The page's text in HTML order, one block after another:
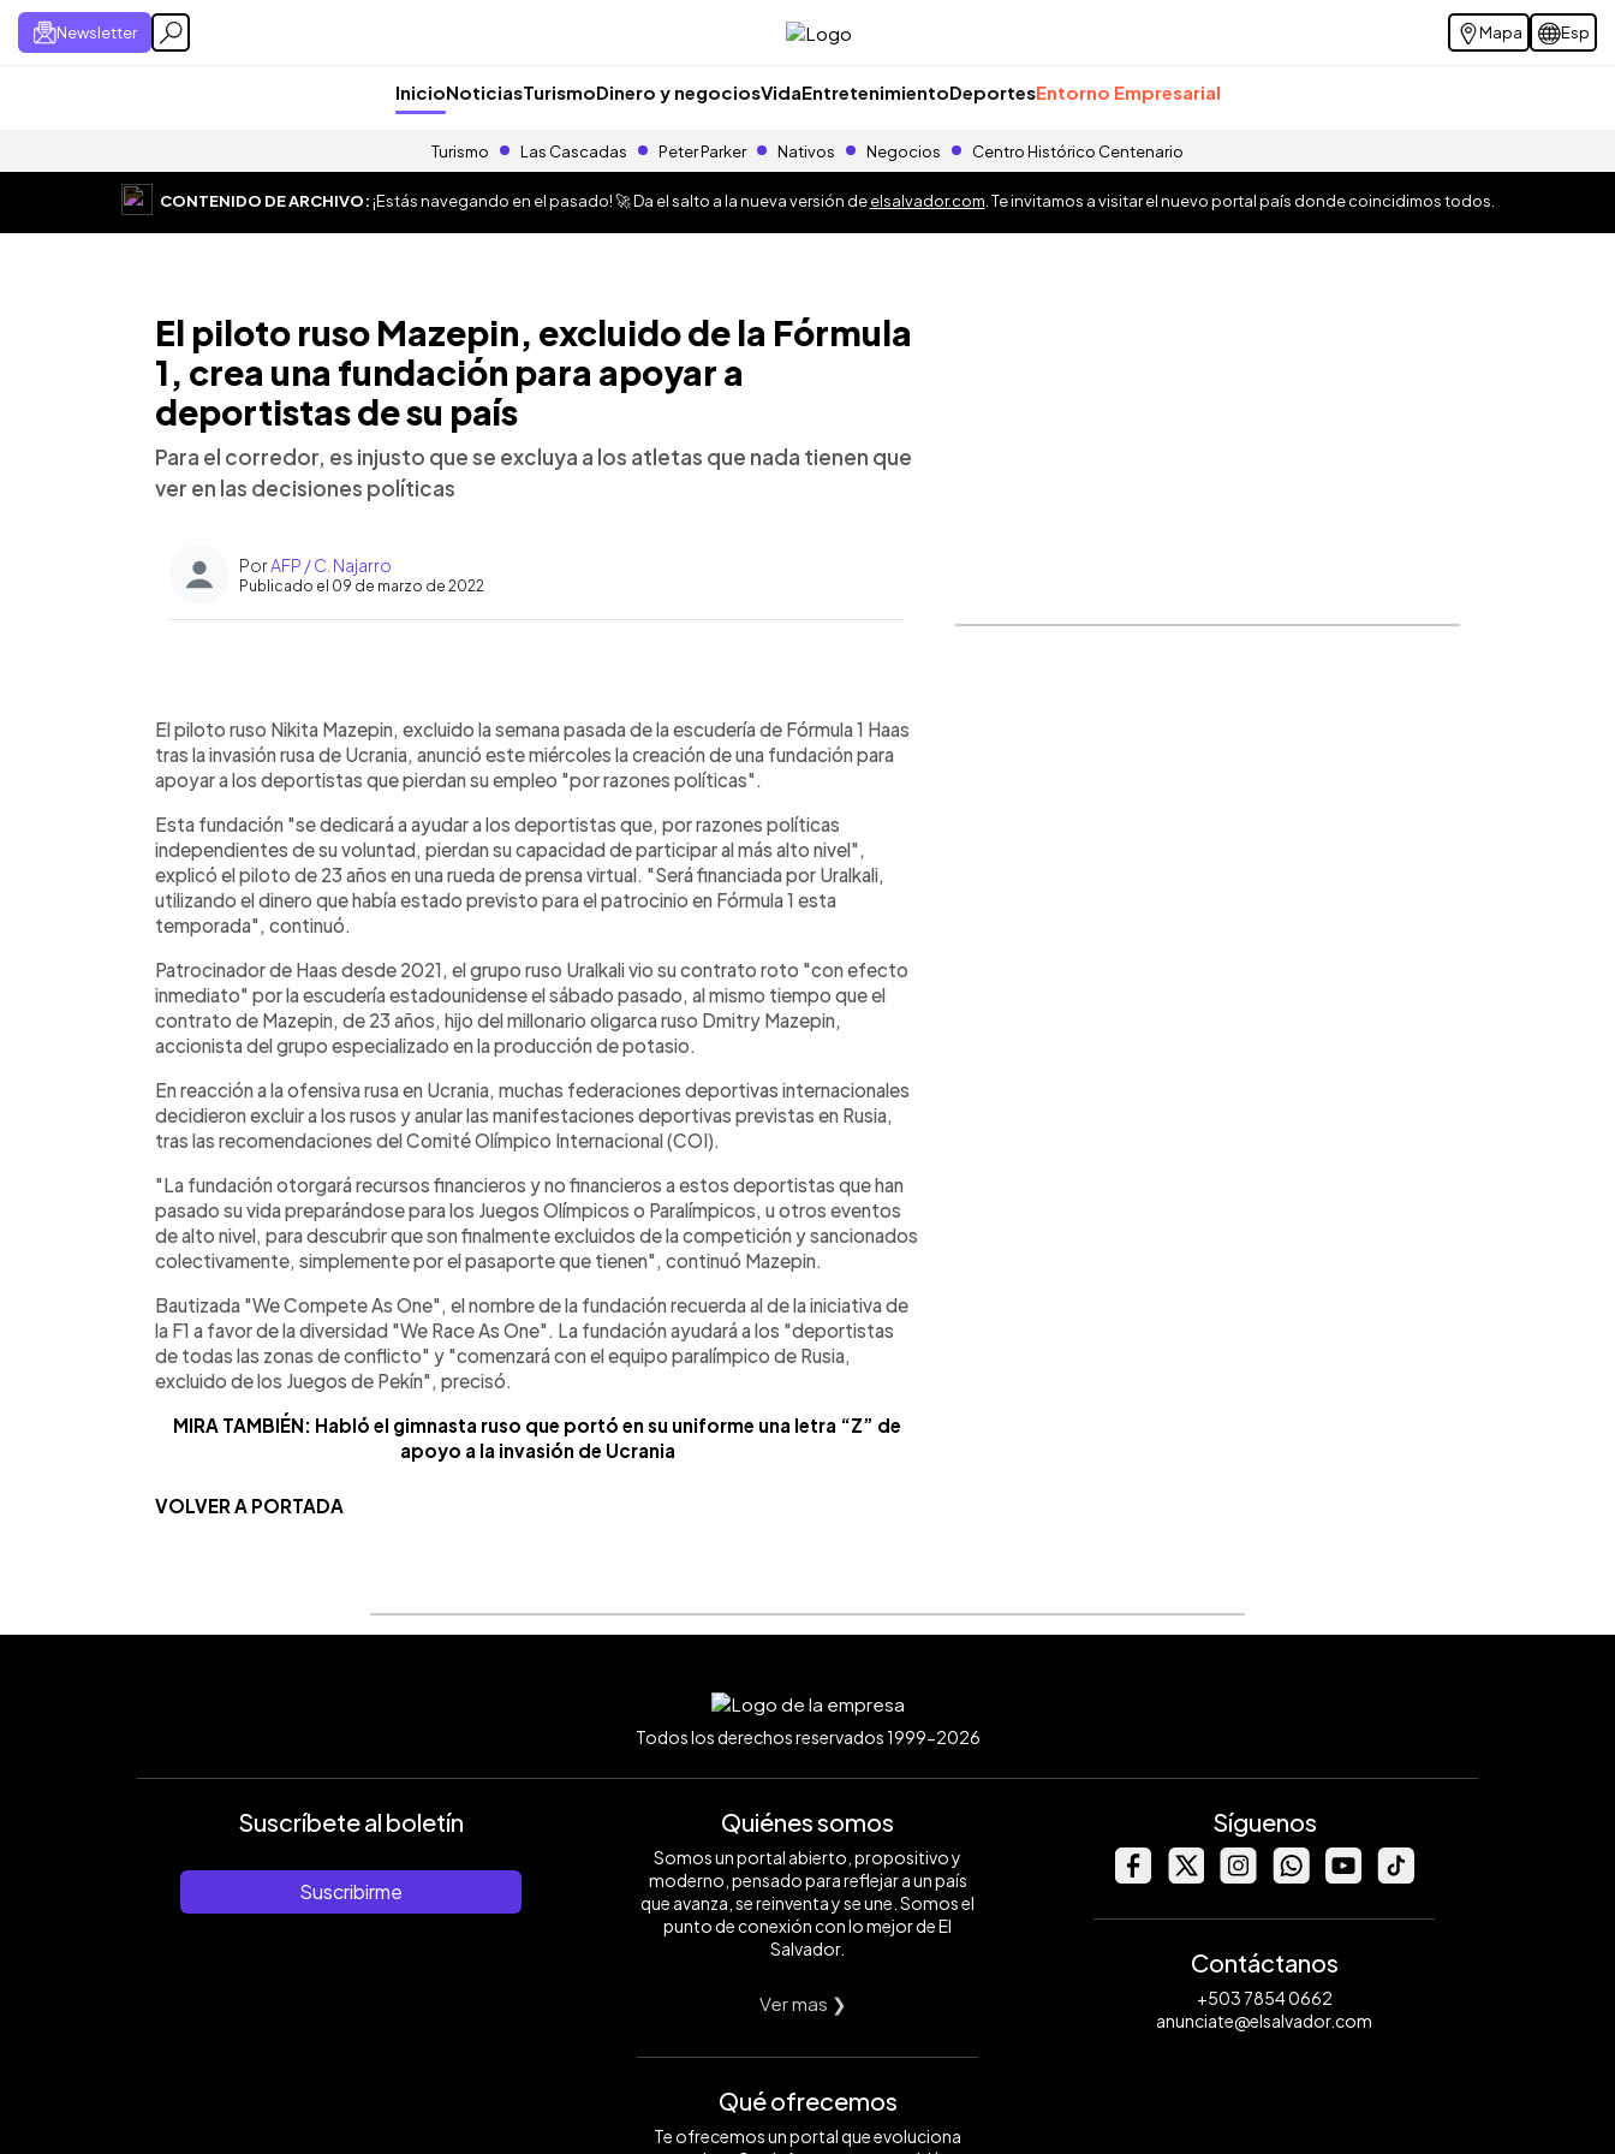
Newsletter Mapa Esp
InicioNoticiasTurismoDinero y negociosVidaEntretenimientoDeportesEntorno Empresarial
Turismo Las Cascadas Peter Parker Nativos Negocios Centro Histórico Centenario
CONTENIDO DE ARCHIVO:¡Estás navegando en el pasado! 🚀 Da el salto a la nueva versión deelsalvador.com . Te invitamos a visitar el nuevo portal país donde coincidimos todos.
El piloto ruso Mazepin, excluido de la Fórmula
1, crea una fundación para apoyar a
deportistas de su país
Para el corredor, es injusto que se excluya a los atletas que nada tienen que
ver en las decisiones políticas
PorAFP / C. Najarro
Publicado el 09 de marzo de 2022
Escuchar artículo
El piloto ruso Nikita Mazepin, excluido la semana pasada de la escudería de Fórmula 1 Haas
tras la invasión rusa de Ucrania, anunció este miércoles la creación de una fundación para
apoyar a los deportistas que pierdan su empleo "por razones políticas".
Esta fundación "se dedicará a ayudar a los deportistas que, por razones políticas
independientes de su voluntad, pierdan su capacidad de participar al más alto nivel",
explicó el piloto de 23 años en una rueda de prensa virtual. "Será financiada por Uralkali,
utilizando el dinero que había estado previsto para el patrocinio en Fórmula 1 esta
temporada", continuó.
Patrocinador de Haas desde 2021, el grupo ruso Uralkali vio su contrato roto "con efecto
inmediato" por la escudería estadounidense el sábado pasado, al mismo tiempo que el
contrato de Mazepin, de 23 años, hijo del millonario oligarca ruso Dmitry Mazepin,
accionista del grupo especializado en la producción de potasio.
En reacción a la ofensiva rusa en Ucrania, muchas federaciones deportivas internacionales
decidieron excluir a los rusos y anular las manifestaciones deportivas previstas en Rusia,
tras las recomendaciones del Comité Olímpico Internacional (COI).
"La fundación otorgará recursos financieros y no financieros a estos deportistas que han
pasado su vida preparándose para los Juegos Olímpicos o Paralímpicos, u otros eventos
de alto nivel, para descubrir que son finalmente excluidos de la competición y sancionados
colectivamente, simplemente por el pasaporte que tienen", continuó Mazepin.
Bautizada "We Compete As One", el nombre de la fundación recuerda al de la iniciativa de
la F1 a favor de la diversidad "We Race As One". La fundación ayudará a los "deportistas
de todas las zonas de conflicto" y "comenzará con el equipo paralímpico de Rusia,
excluido de los Juegos de Pekín", precisó.
MIRA TAMBIÉN: Habló el gimnasta ruso que portó en su uniforme una letra “Z” de
apoyo a la invasión de Ucrania
VOLVER A PORTADA
Todos los derechos reservados 1999-2026
Suscríbete al boletín
Suscribirme
Quiénes somos
Somos un portal abierto, propositivo y
moderno, pensado para reflejar a un país
que avanza, se reinventa y se une. Somos el
punto de conexión con lo mejor de El
Salvador.
Ver mas ❯
Qué ofrecemos
Te ofrecemos un portal que evoluciona
Síguenos
Contáctanos
+503 7854 0662
anunciate@elsalvador.com